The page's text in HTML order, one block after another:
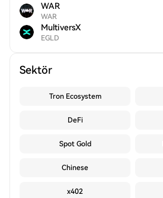
WAR
WAR
MultiversX
EGLD
Sektör
Tron Ecosystem
DeFi
Spot Gold
Chinese
x402